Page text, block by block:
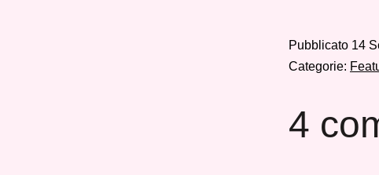
Pubblicato 14
Categorie:
4